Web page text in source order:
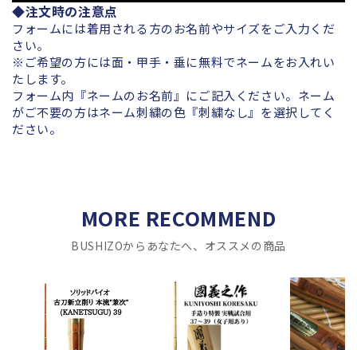
◆注文時の注意点
フォームには着用される方のお名前やサイズをご入力くだ
さい。
※ご希望の方には面・甲手・垂に無料でネームをお入れい
たします。
フォーム内『ネームのお名前』にご記入ください。ネーム
がご不要の方はネーム刺繍の色『刺繍なし』を選択してく
ださい。
MORE RECOMMEND
BUSHIZOからあなたへ、オススメの商品